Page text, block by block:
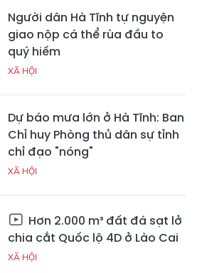
Người dân Hà Tĩnh tự nguyện
giao nộp cá thể rùa đầu to
quý hiếm
XÃ HỘI
Dự báo mưa lớn ở Hà Tĩnh: Ban
Chỉ huy Phòng thủ dân sự tỉnh
chỉ đạo "nóng"
XÃ HỘI
Hơn 2.000 m³ đất đá sạt lở
chia cắt Quốc lộ 4D ở Lào Cai
XÃ HỘI